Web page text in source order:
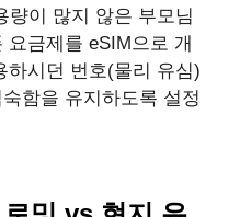
량이 많지 않은 부모님
금제를 eSIM으로 개
하시던 번호(물리 유심)
함을 유지하도록 설정